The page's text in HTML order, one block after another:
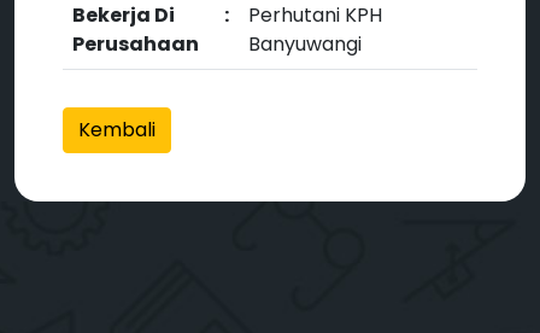
Bekerja Di
Perusahaan
:
Perhutani KPH
Banyuwangi
Kembali